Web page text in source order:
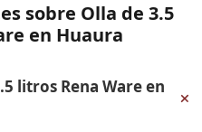
sobre Olla de 3.5
en Huaura
litros Rena Ware en
+